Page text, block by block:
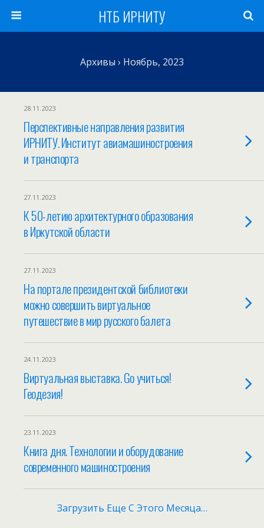
НТБ ИРНИТУ
Архивы › Ноябрь, 2023
28.11.2023
Перспективные направления развития
ИРНИТУ. Институт авиамашиностроения
и транспорта
27.11.2023
К 50-летию архитектурного образования
в Иркутской области
27.11.2023
На портале президентской библиотеки
можно совершить виртуальное
путешествие в мир русского балета
24.11.2023
Виртуальная выставка. Go учиться!
Геодезия!
23.11.2023
Книга дня. Технологии и оборудование
современного машиностроения
Загрузить Еще С Этого Месяца…